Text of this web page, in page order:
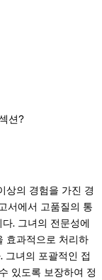
션?
상의 경험을 가진 경
서에서 고품질의 통
. 그녀의 전문성에
효과적으로 처리하
그녀의 포괄적인 접
있도록 보장하여 정